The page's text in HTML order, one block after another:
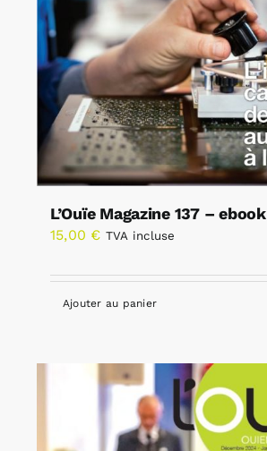
L’Ouïe Magazine 137 – ebook
15,00 € TVA incluse
Ajouter au panier